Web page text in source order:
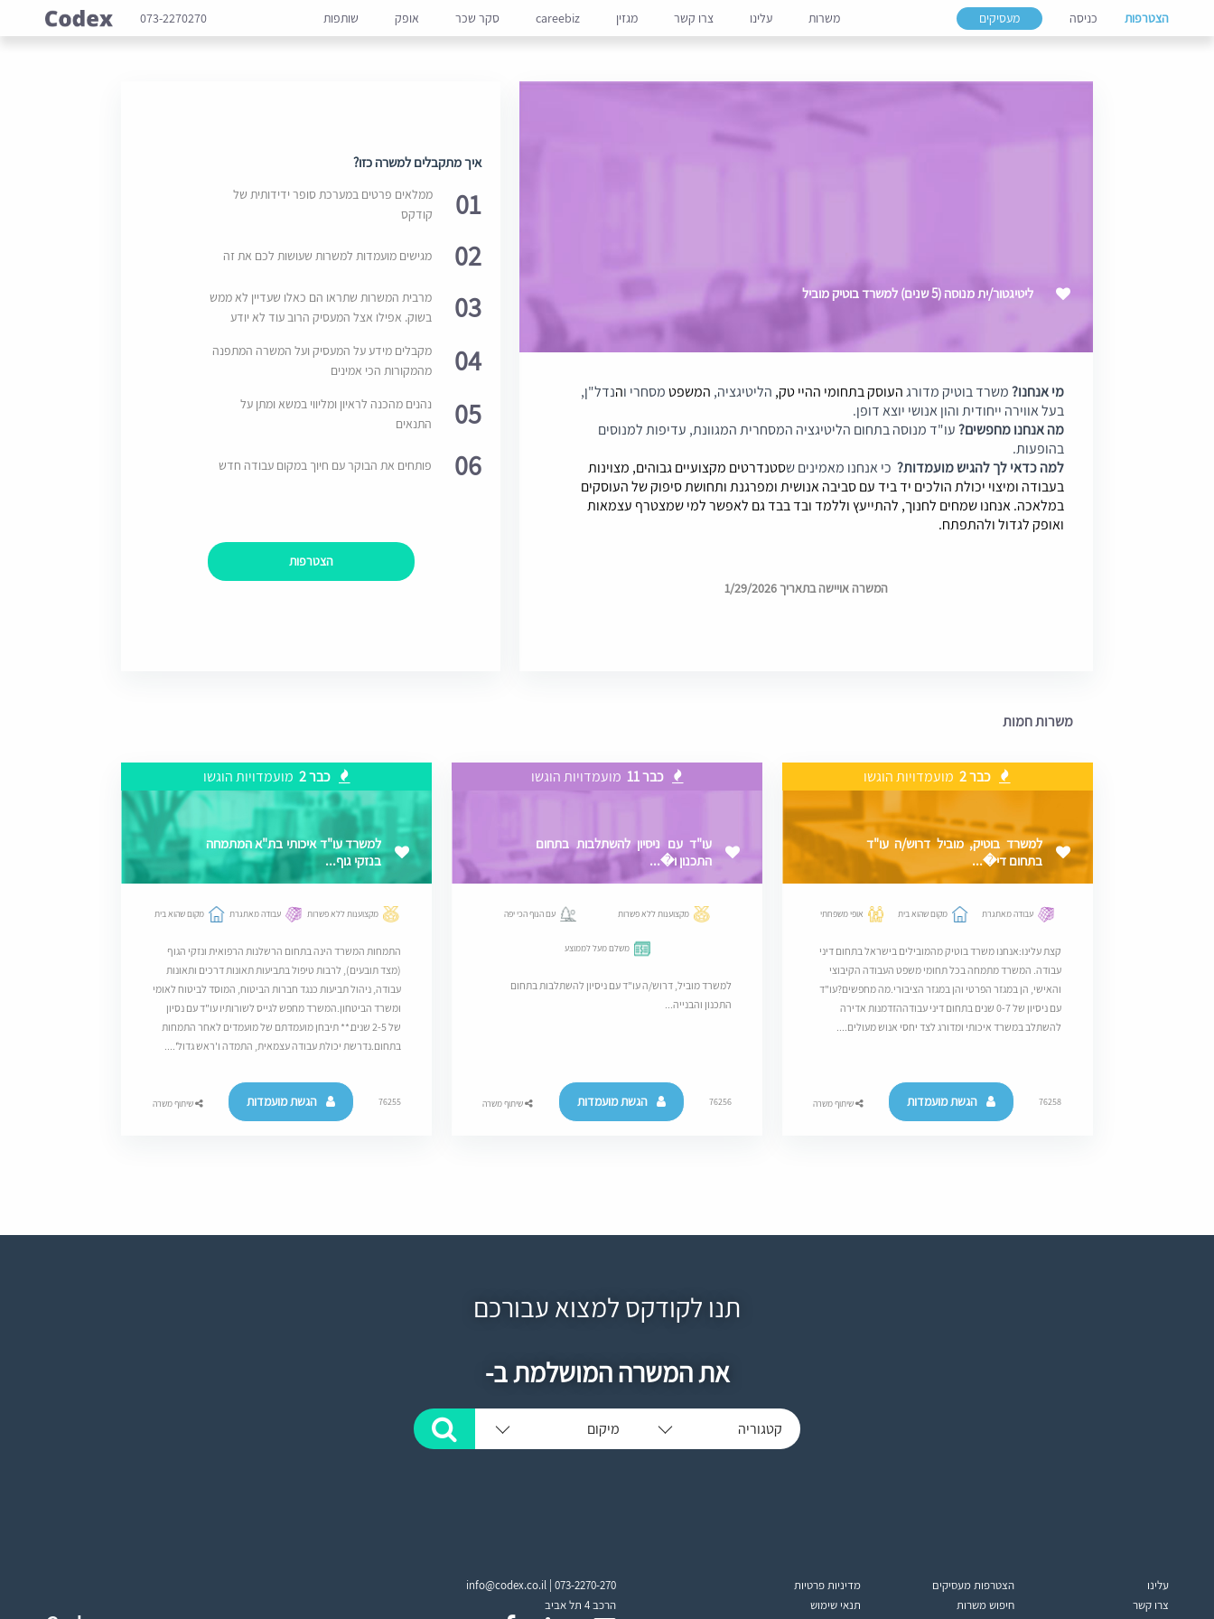
הצטרפות כניסה מעסיקים משרות עלינו צרו קשר מגזין careebiz סקר שכר אופק שותפות 073-2270270
ליטיגטור/ית מנוסה (5 שנים) למשרד בוטיק מוביל
מי אנחנו?משרד בוטיק מדורגהעוסק בתחומי ההיי טק, הליטיגציה, המשפטמסחרי והנדל"ן,
בעל אווירה ייחודית והון אנושי יוצא דופן.
מה אנחנו מחפשים?עו"ד מנוסה בתחום הליטיגציה המסחרית המגוונת, עדיפות למנוסים
בהופעות.
למה כדאי לך להגיש מועמדות? כי אנחנו מאמינים שסטנדרטים מקצועיים גבוהים, מצוינות
בעבודה ומיצוי יכולת הולכים יד ביד עם סביבה אנושית ומפרגנת ותחושת סיפוק של העוסקים
במלאכה. אנחנו שמחים לחנוך, להתייעץ וללמד ובד בבד גם לאפשר למי שמצטרף עצמאות
ואופק לגדול ולהתפתח.
המשרה אויישה בתאריך 1/29/2026
איך מתקבלים למשרה כזו?
01
ממלאים פרטים במערכת סופר ידידותית של
קודקס
02 מגישים מועמדות למשרות שעושות לכם את זה
03
מרבית המשרות שתראו הם כאלו שעדיין לא ממש
בשוק. אפילו אצל המעסיק הרוב עוד לא יודע
04
מקבלים מידע על המעסיק ועל המשרה המתפנה
מהמקורות הכי אמינים
05
נהנים מהכנה לראיון ומליווי במשא ומתן על
התנאים
06 פותחים את הבוקר עם חיוך במקום עבודה חדש
הצטרפות
משרות חמות
כבר 2 מועמדויות הוגשו
למשרד בוטיק, מוביל דרוש/ה עו"ד
בתחום די�...
עבודה מאתגרת מקום שהוא בית אופי משפחתי
קצת עלינו:אנחנו משרד בוטיק מהמובילים בישראל בתחום דיני
עבודה. המשרד מתמחה בכל תחומי משפט העבודה הקיבוצי
והאישי, הן במגזר הפרטי והן במגזר הציבורי.מה מחפשים?עו"ד
עם ניסיון של 0-7 שנים בתחום דיני עבודההזדמנות אדירה
להשתלב במשרד איכותי ומדורג לצד יחסי אנוש מעולים....
76258 הגשת מועמדות שיתוף משרה
כבר 11 מועמדויות הוגשו
עו"ד עם ניסיון להשתלבות בתחום
התכנון ו�...
מקצוענות ללא פשרות עם הנוף הכי יפה
משלם מעל לממוצע
למשרד מוביל, דרוש/ה עו"ד עם ניסיון להשתלבות בתחום
התכנון והבנייה...
76256 הגשת מועמדות שיתוף משרה
כבר 2 מועמדויות הוגשו
למשרד עו"ד איכותי בת"א המתמחה
בנזקי גוף...
מקצוענות ללא פשרות עבודה מאתגרת מקום שהוא בית
התמחות המשרד הינה בתחום הרשלנות הרפואית ונזקי הגוף
(מצד תובעים), לרבות טיפול בתביעות תאונות דרכים ותאונות
עבודה, ניהול תביעות כנגד חברות הביטוח, המוסד לביטוח לאומי
ומשרד הביטחון.המשרד מחפש לגייס לשורותיו עו"ד עם נסיון
של 2-5 שנים.** תיבחן מועמדתם של מועמדים לאחר התמחות
בתחום.נדרשת יכולת עבודה עצמאית, התמדה ו'ראש גדול'....
76255 הגשת מועמדות שיתוף משרה
תנו לקודקס למצוא עבורכם
את המשרה המושלמת ב-
קטגוריה מיקום
עלינו
צרו קשר
הצטרפות מעסיקים
חיפוש משרות
מדיניות פרטיות
תנאי שימוש
info@codex.co.il | 073-2270-270
הרכב 4 תל אביב